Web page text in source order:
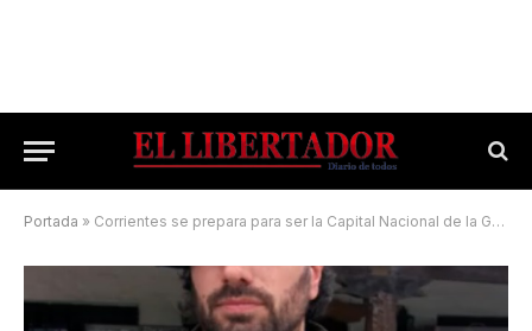
Portada » Corrientes se prepara para ser la Capital Nacional de la Ganadería